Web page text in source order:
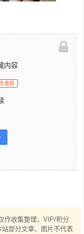
内容
会员
作收集整理，VIP/积分
部分文章、图片不代表